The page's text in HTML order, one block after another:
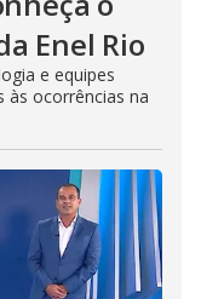
Enel Rio
e equipes
às ocorrências na